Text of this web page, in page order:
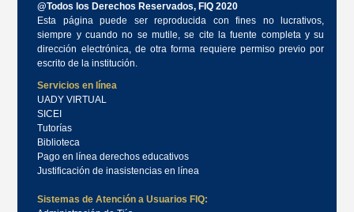
@Todos los Derechos Reservados, FIQ 2020
Esta página puede ser reproducida con fines no lucrativos,
siempre y cuando no se mutile, se cite la fuente completa y su
dirección electrónica, de otra forma requiere permiso previo por
escrito de la institución.
Servicios en línea
UADY VIRTUAL
SICEI
Tutorías
Biblioteca
Pago en línea derechos educativos
Justificación de inasistencias en línea
Sistemas de Atención a Usuarios FIQ: